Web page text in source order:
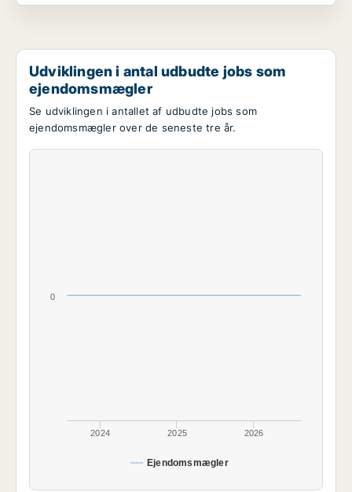
Udviklingen i antal udbudte jobs som
ejendomsmægler
Se udviklingen i antallet af udbudte jobs som
ejendomsmægler over de seneste tre år.
Ejendomsmægler
2024 2025 2026
0